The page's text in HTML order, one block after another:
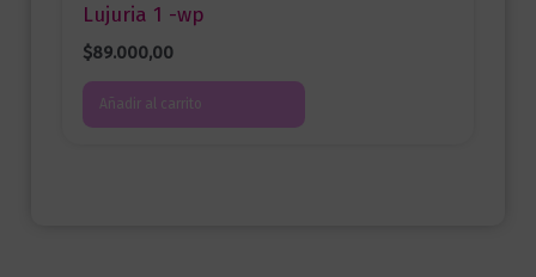
Lujuria 1 -wp
$89.000,00
Añadir al carrito